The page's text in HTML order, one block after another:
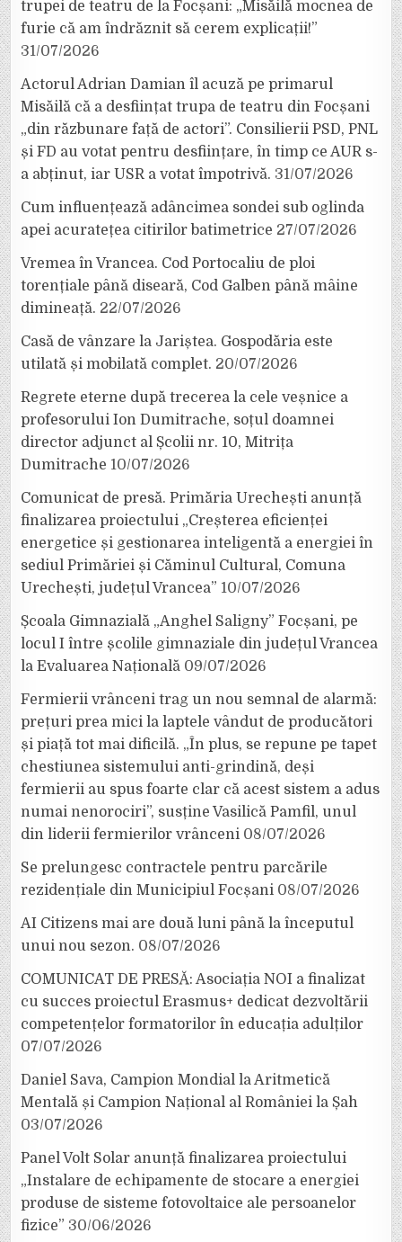
trupei de teatru de la Focșani: „Misăilă mocnea de
furie că am îndrăznit să cerem explicații!”
31/07/2026
Actorul Adrian Damian îl acuză pe primarul
Misăilă că a desființat trupa de teatru din Focșani
„din răzbunare față de actori”. Consilierii PSD, PNL
și FD au votat pentru desființare, în timp ce AUR s-
a abținut, iar USR a votat împotrivă. 31/07/2026
Cum influențează adâncimea sondei sub oglinda
apei acuratețea citirilor batimetrice 27/07/2026
Vremea în Vrancea. Cod Portocaliu de ploi
torențiale până diseară, Cod Galben până mâine
dimineață. 22/07/2026
Casă de vânzare la Jariștea. Gospodăria este
utilată și mobilată complet. 20/07/2026
Regrete eterne după trecerea la cele veșnice a
profesorului Ion Dumitrache, soțul doamnei
director adjunct al Școlii nr. 10, Mitrița
Dumitrache 10/07/2026
Comunicat de presă. Primăria Urechești anunță
finalizarea proiectului „Creșterea eficienței
energetice și gestionarea inteligentă a energiei în
sediul Primăriei și Căminul Cultural, Comuna
Urechești, județul Vrancea” 10/07/2026
Școala Gimnazială „Anghel Saligny” Focșani, pe
locul I între școlile gimnaziale din județul Vrancea
la Evaluarea Națională 09/07/2026
Fermierii vrânceni trag un nou semnal de alarmă:
prețuri prea mici la laptele vândut de producători
și piață tot mai dificilă. „În plus, se repune pe tapet
chestiunea sistemului anti-grindină, deși
fermierii au spus foarte clar că acest sistem a adus
numai nenorociri”, susține Vasilică Pamfil, unul
din liderii fermierilor vrânceni 08/07/2026
Se prelungesc contractele pentru parcările
rezidențiale din Municipiul Focșani 08/07/2026
AI Citizens mai are două luni până la începutul
unui nou sezon. 08/07/2026
COMUNICAT DE PRESĂ: Asociația NOI a finalizat
cu succes proiectul Erasmus+ dedicat dezvoltării
competențelor formatorilor în educația adulților
07/07/2026
Daniel Sava, Campion Mondial la Aritmetică
Mentală și Campion Național al României la Șah
03/07/2026
Panel Volt Solar anunță finalizarea proiectului
„Instalare de echipamente de stocare a energiei
produse de sisteme fotovoltaice ale persoanelor
fizice” 30/06/2026